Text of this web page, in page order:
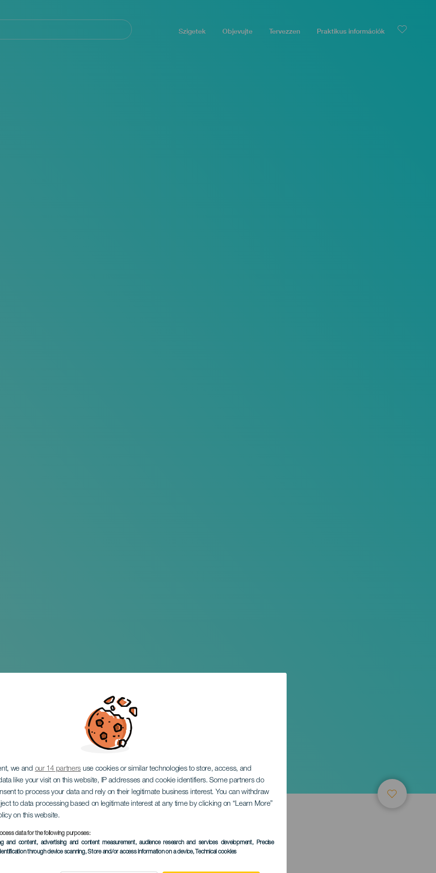
we and our 14 partners use cookies or similar technologies to store, access, and
like your visit on this website, IP addresses and cookie identifiers. Some partners do
to process your data and rely on their legitimate business interest. You can withdraw
to data processing based on legitimate interest at any time by clicking on “Learn More”
on this website.
data for the following purposes:
and content, advertising and content measurement, audience research and services development, Precise
through device scanning, Store and/or access information on a device, Technical cookies
Szigetek Objevujte Tervezzen Praktikus információk
20 años Tour.
KORÁBBI ESEMÉNY